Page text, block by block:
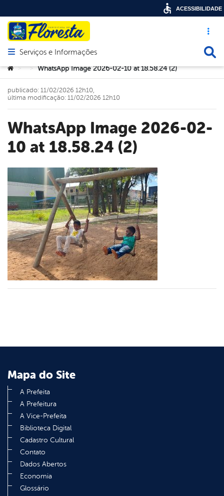
Acesso
Abrir menu principal de navegação
Serviços e Informações
Você está aqui:
> > WhatsApp Image 2026-02-10 at 18.58.24 (2)
WhatsApp Image 2026-02-
10 at 18.58.24 (2)
publicado: 11/02/2026 12h10,
última modificação: 11/02/2026 12h10
Mapa do Site
A Prefeita
A Prefeitura
A Vice-Prefeita
Biblioteca Digital
Cadastro Cultural
Contato
Dados Abertos
Economia
Glossário
ACESSIBILIDADE